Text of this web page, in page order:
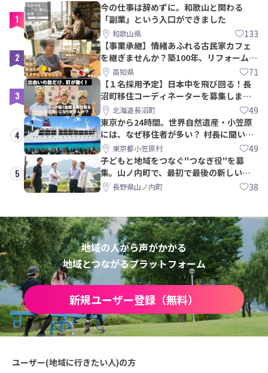
1
今の仕事は辞めずに。和歌山と関わる
「副業」という入口ができました
和歌山県 133
2
【事業承継】情緒あふれる古民家カフェ
を継ぎませんか？築100年、リフォームか
ら約10年！
高知県 71
3
【１名採用予定】日本中を飛び回る！長
沼町移住コーディネーターを募集しま
す！北海道長沼町 49
4
東京から24時間。世界自然遺産・小笠原
には、なぜ移住者が多い？ 村長に聞いて
みた東京都小笠原村 49
5
子どもと地域をつなぐ"つなぎ役"を募
集。山ノ内町で、最初で最後の新しい学
校づくりを一緒に
長野県山ノ内町 38
地域の人から声がかかる
地域とつながるプラットフォーム
新規ユーザー登録（無料）
ユーザー(地域に行きたい人)の方